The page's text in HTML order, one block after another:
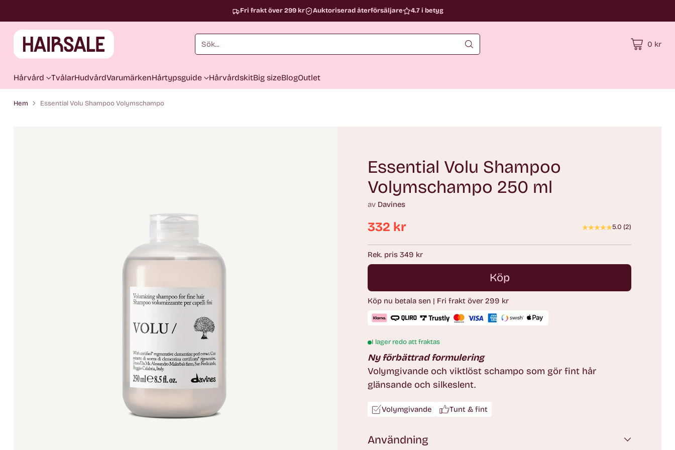
Sök... 0 kr
Hårvård TvålarHudvårdVarumärkenHårtypsguide HårvårdskitBig sizeBlogOutlet
Fri frakt över 299 kr Auktoriserad återförsäljare 4.7 i betyg
Hem Essential Volu Shampoo Volymschampo
Essential Volu Shampoo
Volymschampo 250 ml
av Davines
Ordinarie
pris
332 kr 5.0 (2)
Rek. pris 349 kr
Köp
Köp nu betala sen | Fri frakt över 299 kr
I lager redo att fraktas
Ny förbättrad formulering
Volymgivande och viktlöst schampo som gör fint hår
glänsande och silkeslent.
Volymgivande Tunt & fint
Användning